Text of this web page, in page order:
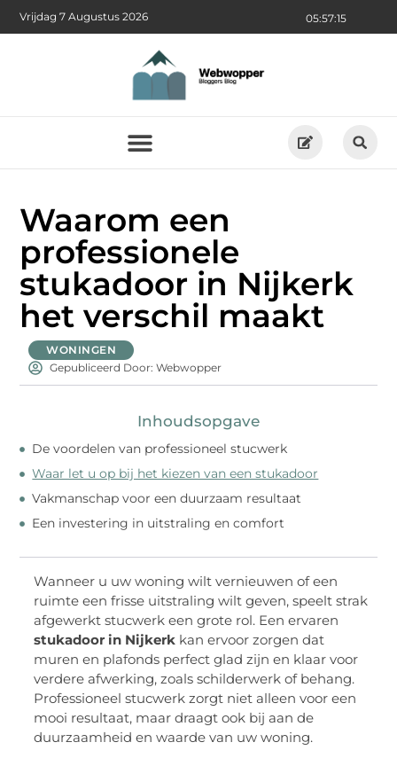
05:57:16
Vrijdag 7 Augustus 2026
Waarom een
professionele
stukadoor in Nijkerk
het verschil maakt
WONINGEN
Gepubliceerd Door: Webwopper
Inhoudsopgave
De voordelen van professioneel stucwerk
Waar let u op bij het kiezen van een stukadoor
Vakmanschap voor een duurzaam resultaat
Een investering in uitstraling en comfort
Wanneer u uw woning wilt vernieuwen of een
ruimte een frisse uitstraling wilt geven, speelt strak
afgewerkt stucwerk een grote rol. Een ervaren
stukadoor in Nijkerk kan ervoor zorgen dat
muren en plafonds perfect glad zijn en klaar voor
verdere afwerking, zoals schilderwerk of behang.
Professioneel stucwerk zorgt niet alleen voor een
mooi resultaat, maar draagt ook bij aan de
duurzaamheid en waarde van uw woning.